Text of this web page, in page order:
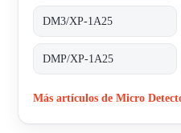
DM3/XP-1A25
DMP/XP-1A25
Más artículos de Micro